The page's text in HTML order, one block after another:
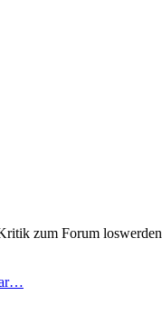
zum Forum loswerden